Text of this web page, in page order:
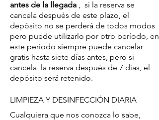
antes de la llegada , si la reserva se
cancela después de este plazo, el
depósito no se perderá de todos modos
pero puede utilizarlo por otro período, en
este período siempre puede cancelar
gratis hasta siete días antes, pero si
cancela la reserva después de 7 días, el
depósito será retenido.
LIMPIEZA Y DESINFECCIÓN DIARIA
Cualquiera que nos conozca lo sabe,